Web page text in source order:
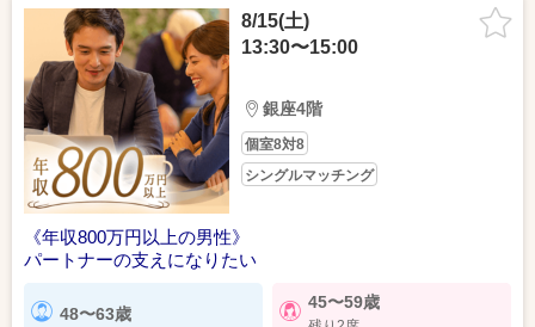
8/15(土)
13:30〜15:00
銀座4階
個室8対8
シングルマッチング
《年収800万円以上の男性》
パートナーの支えになりたい
48〜63歳
45〜59歳